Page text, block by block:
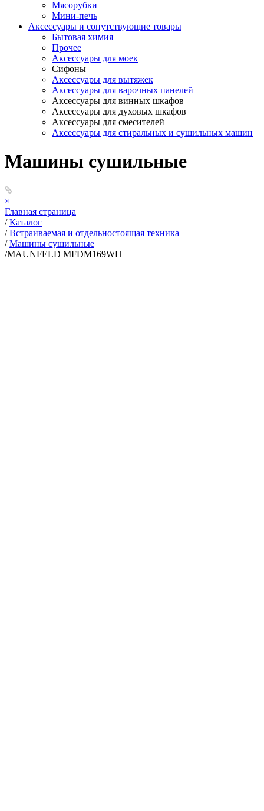
Мясорубки
Мини-печь
Аксессуары и сопутствующие товары
Бытовая химия
Прочее
Аксессуары для моек
Сифоны
Аксессуары для вытяжек
Аксессуары для варочных панелей
Аксессуары для винных шкафов
Аксессуары для духовых шкафов
Аксессуары для смесителей
Аксессуары для стиральных и сушильных машин
Машины сушильные
×
Главная страница
/ Каталог
/ Встраиваемая и отдельностоящая техника
/ Машины сушильные
/MAUNFELD MFDM169WH